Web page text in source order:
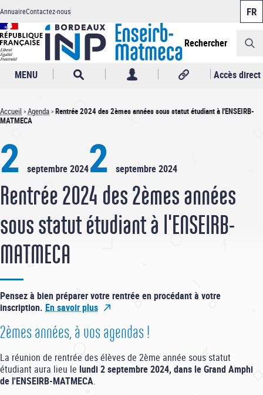
Aller
au
contenu
principal
Header
AnnuaireContactez-nous
Rechercher
MENU Accès direct
Fil
d'Ariane
Accueil Agenda Rentrée 2024 des 2èmes années sous statut étudiant à l'ENSEIRB-
MATMECA
2 septembre 20242 septembre 2024
Rentrée 2024 des 2èmes années
sous statut étudiant à l'ENSEIRB-
MATMECA
Pensez à bien préparer votre rentrée en procédant à votre
inscription. En savoir plus
2èmes années, à vos agendas !
La réunion de rentrée des élèves de 2ème année sous statut
étudiant aura lieu le lundi 2 septembre 2024, dans le Grand Amphi
de l'ENSEIRB-MATMECA.
Panneau de gestion des cookies